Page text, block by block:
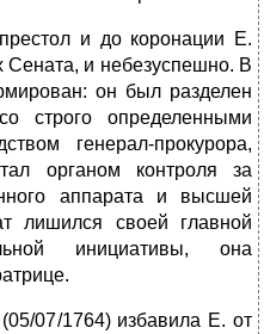
и до коронации Е.
Сената, и небезуспешно. В
он был разделен
строго определенными
генерал-прокурора,
органом контроля за
аппарата и высшей
лишился своей главной
инициативы, она
07/1764) избавила Е. от